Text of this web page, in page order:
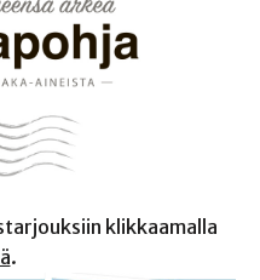
klikkaamalla
.